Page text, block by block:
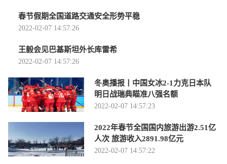
春节假期全国道路交通安全形势平稳
2022-02-07 14:57:26
王毅会见巴基斯坦外长库雷希
2022-02-07 14:57:26
冬奥播报丨中国女冰2-1力克日本队
明日战瑞典瞄准八强名额
2022-02-07 14:57:23
2022年春节全国国内旅游出游2.51亿
人次 旅游收入2891.98亿元
2022-02-07 14:57:22